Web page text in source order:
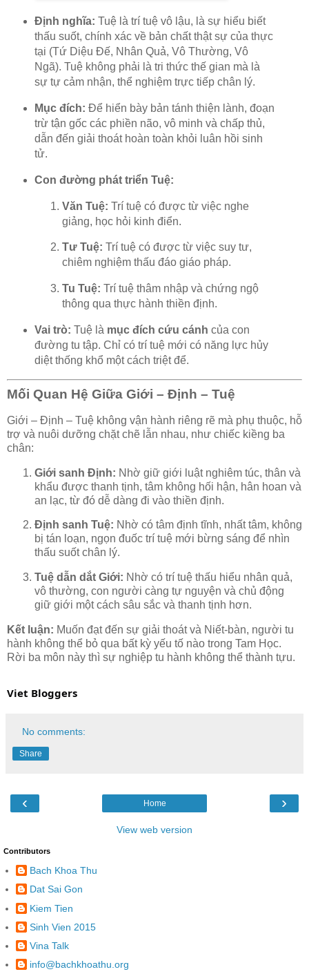
Định nghĩa: Tuệ là trí tuệ vô lậu, là sự hiểu biết
thấu suốt, chính xác về bản chất thật sự của thực
tại (Tứ Diệu Đế, Nhân Quả, Vô Thường, Vô
Ngã). Tuệ không phải là tri thức thế gian mà là
sự tự cảm nhận, thể nghiệm trực tiếp chân lý.
Mục đích: Để hiển bày bản tánh thiện lành, đoạn
trừ tận gốc các phiền não, vô minh và chấp thủ,
dẫn đến giải thoát hoàn toàn khỏi luân hồi sinh
tử.
Con đường phát triển Tuệ:
Văn Tuệ: Trí tuệ có được từ việc nghe
giảng, học hỏi kinh điển.
Tư Tuệ: Trí tuệ có được từ việc suy tư,
chiêm nghiệm thấu đáo giáo pháp.
Tu Tuệ: Trí tuệ thâm nhập và chứng ngộ
thông qua thực hành thiền định.
Vai trò: Tuệ là mục đích cứu cánh của con
đường tu tập. Chỉ có trí tuệ mới có năng lực hủy
diệt thống khổ một cách triệt để.
Mối Quan Hệ Giữa Giới – Định – Tuệ
Giới – Định – Tuệ không vận hành riêng rẽ mà phụ thuộc, hỗ
trợ và nuôi dưỡng chặt chẽ lẫn nhau, như chiếc kiềng ba
chân:
Giới sanh Định: Nhờ giữ giới luật nghiêm túc, thân và
khẩu được thanh tịnh, tâm không hối hận, hân hoan và
an lạc, từ đó dễ dàng đi vào thiền định.
Định sanh Tuệ: Nhờ có tâm định tĩnh, nhất tâm, không
bị tán loạn, ngọn đuốc trí tuệ mới bừng sáng để nhìn
thấu suốt chân lý.
Tuệ dẫn dắt Giới: Nhờ có trí tuệ thấu hiểu nhân quả,
vô thường, con người càng tự nguyện và chủ động
giữ giới một cách sâu sắc và thanh tịnh hơn.
Kết luận: Muốn đạt đến sự giải thoát và Niết-bàn, người tu
hành không thể bỏ qua bất kỳ yếu tố nào trong Tam Học.
Rời ba môn này thì sự nghiệp tu hành không thể thành tựu.
Viet Bloggers
No comments:
Share
‹ ›
Home
View web version
Contributors
Bach Khoa Thu
Dat Sai Gon
Kiem Tien
Sinh Vien 2015
Vina Talk
info@bachkhoathu.org